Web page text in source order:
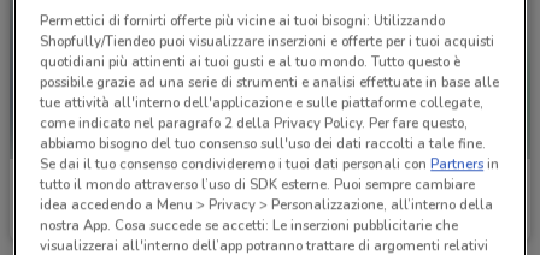
Bottega verde
Scade il 31/12 3.9 km
Club Salute
Scade il 31/08
Permettici di fornirti offerte più vicine ai tuoi bisogni: Utilizzando
Shopfully/Tiendeo puoi visualizzare inserzioni e offerte per i tuoi acquisti
quotidiani più attinenti ai tuoi gusti e al tuo mondo. Tutto questo è
possibile grazie ad una serie di strumenti e analisi effettuate in base alle
tue attività all'interno dell'applicazione e sulle piattaforme collegate,
come indicato nel paragrafo 2 della Privacy Policy. Per fare questo,
abbiamo bisogno del tuo consenso sull'uso dei dati raccolti a tale fine.
Se dai il tuo consenso condivideremo i tuoi dati personali conPartnersin
tutto il mondo attraverso l’uso di SDK esterne. Puoi sempre cambiare
idea accedendo a Menu > Privacy > Personalizzazione, all’interno della
nostra App. Cosa succede se accetti: Le inserzioni pubblicitarie che
visualizzerai all'interno dell’app potranno trattare di argomenti relativi